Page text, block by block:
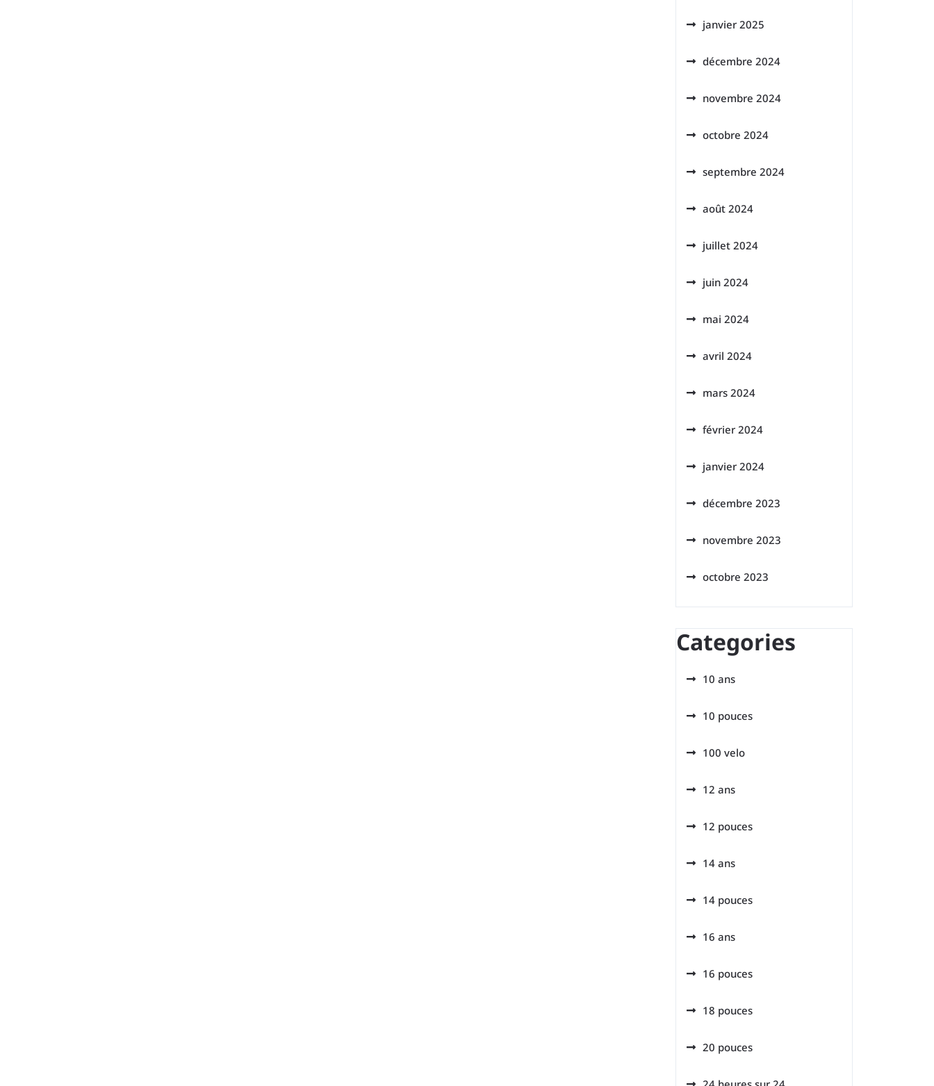
janvier 2025
décembre 2024
novembre 2024
octobre 2024
septembre 2024
août 2024
juillet 2024
juin 2024
mai 2024
avril 2024
mars 2024
février 2024
janvier 2024
décembre 2023
novembre 2023
octobre 2023
Categories
10 ans
10 pouces
100 velo
12 ans
12 pouces
14 ans
14 pouces
16 ans
16 pouces
18 pouces
20 pouces